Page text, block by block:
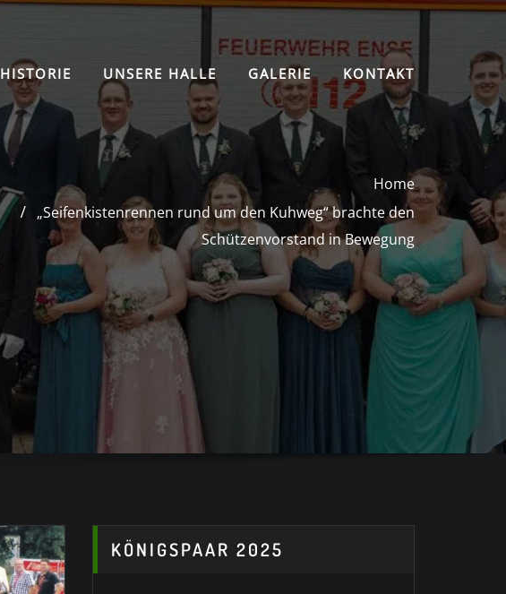
HISTORIE UNSERE HALLE GALERIE KONTAKT
Home
„Seifenkistenrennen rund um den Kuhweg“ brachte den
Schützenvorstand in Bewegung
KÖNIGSPAAR 2025